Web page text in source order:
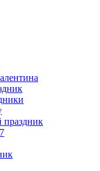
праздник